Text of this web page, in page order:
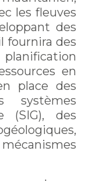
les fleuves
des
fournira des
en
place des
systèmes
(SIG), des